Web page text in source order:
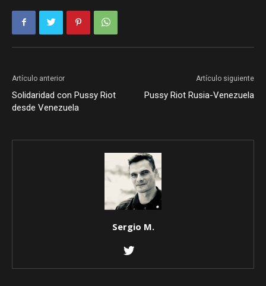
Artículo anterior
Solidaridad con Pussy Riot
desde Venezuela
Artículo siguiente
Pussy Riot Rusia-Venezuela
Sergio M.